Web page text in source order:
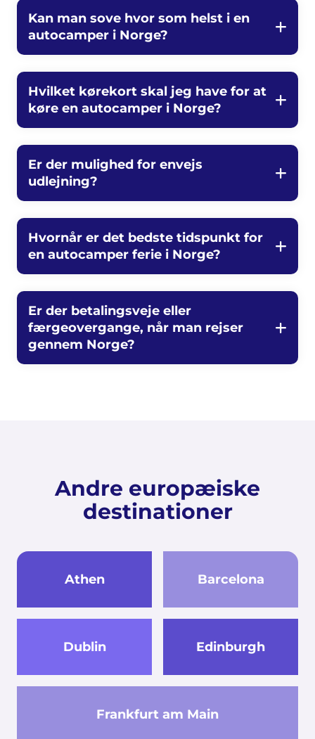
Kan man sove hvor som helst i en
autocamper i Norge?
Hvilket kørekort skal jeg have for at
køre en autocamper i Norge?
Er der mulighed for envejs
udlejning?
Hvornår er det bedste tidspunkt for
en autocamper ferie i Norge?
Er der betalingsveje eller
færgeovergange, når man rejser
gennem Norge?
Andre europæiske
destinationer
Athen Barcelona
Dublin Edinburgh
Frankfurt am Main